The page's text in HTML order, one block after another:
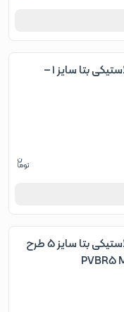
توپ والیبال لاستیکی بتا سایز 1 –
توپ والیبال لاستیکی بتا سایز 5 طرح